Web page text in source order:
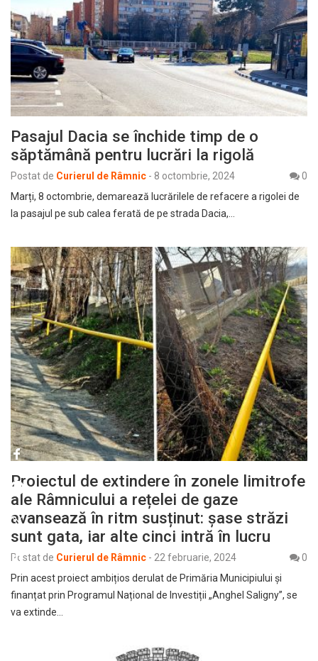
Pasajul Dacia se închide timp de o
săptămână pentru lucrări la rigolă
Postat de Curierul de Râmnic - 8 octombrie, 2024
0
Marți, 8 octombrie, demarează lucrărilele de refacere a rigolei de
la pasajul pe sub calea ferată de pe strada Dacia,…
Proiectul de extindere în zonele limitrofe
ale Râmnicului a rețelei de gaze
avansează în ritm susținut: șase străzi
sunt gata, iar alte cinci intră în lucru
Postat de Curierul de Râmnic - 22 februarie, 2024
0
Prin acest proiect ambițios derulat de Primăria Municipiului și
finanțat prin Programul Național de Investiții „Anghel Saligny”, se
va extinde…